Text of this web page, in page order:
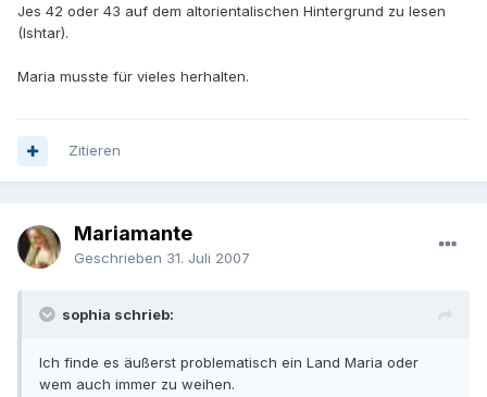
Jes 42 oder 43 auf dem altorientalischen Hintergrund zu lesen
(Ishtar).
Maria musste für vieles herhalten.
Zitieren
Mariamante
Geschrieben 31. Juli 2007
sophia schrieb:
Ich finde es äußerst problematisch ein Land Maria oder
wem auch immer zu weihen.